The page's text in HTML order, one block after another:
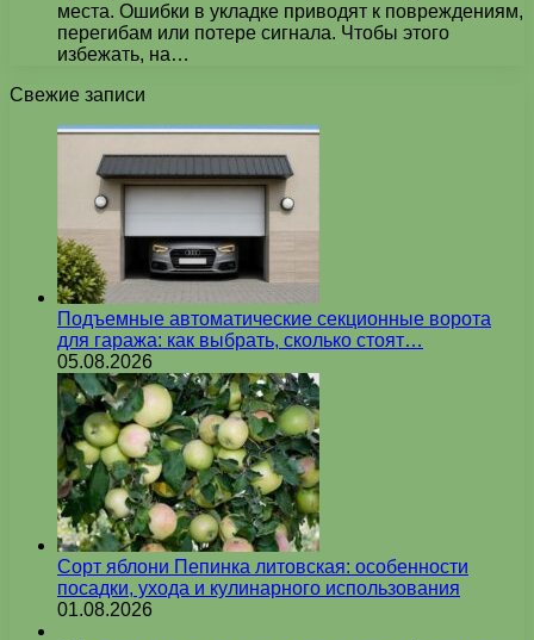
места. Ошибки в укладке приводят к повреждениям,
перегибам или потере сигнала. Чтобы этого
избежать, на…
Свежие записи
Подъемные автоматические секционные ворота
для гаража: как выбрать, сколько стоят…
05.08.2026
Сорт яблони Пепинка литовская: особенности
посадки, ухода и кулинарного использования
01.08.2026